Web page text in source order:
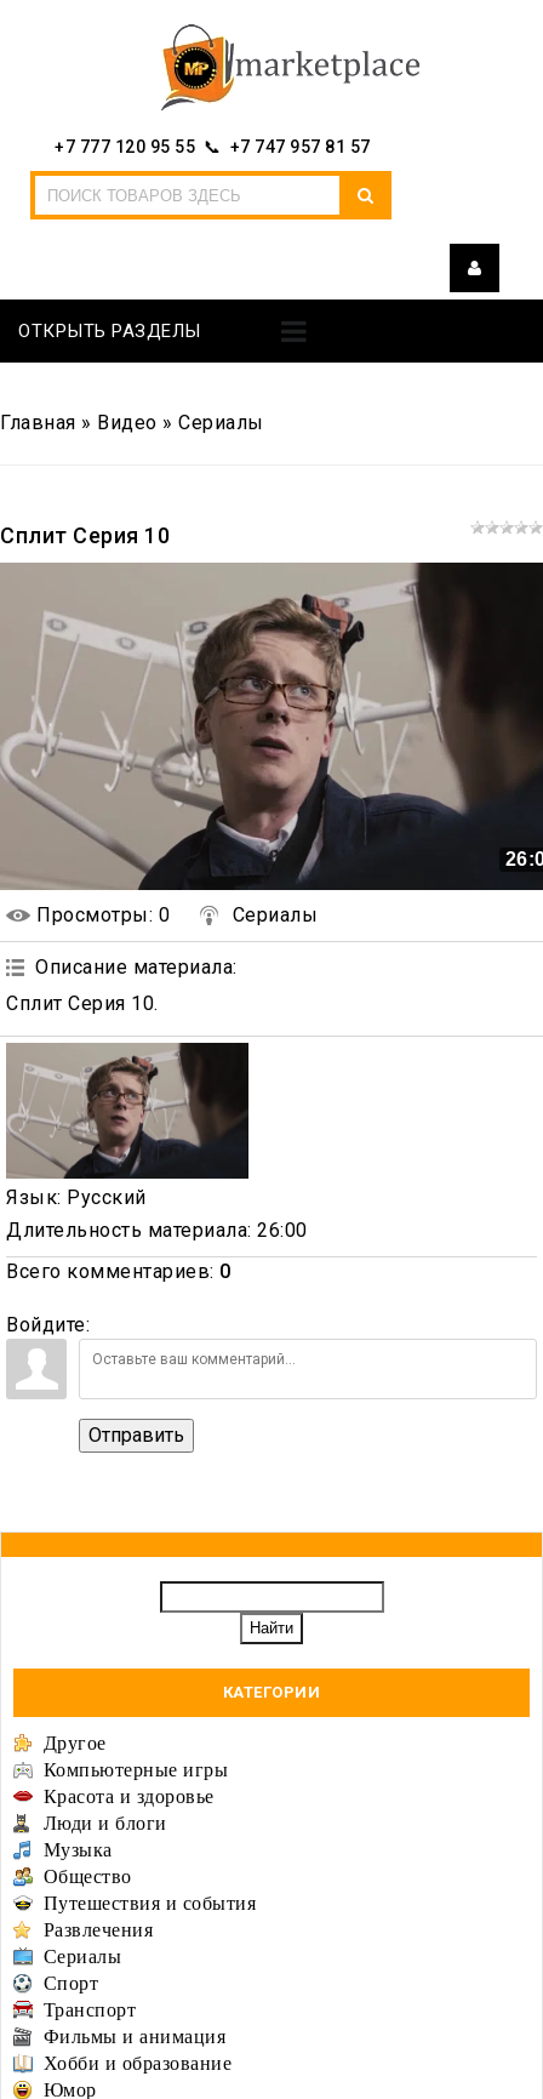
+7 777 120 95 55 📞 +7 747 957 81 57
ОТКРЫТЬ РАЗДЕЛЫ
Главная » Видео » Сериалы
Сплит Серия 10
Просмотры: 0 Сериалы
Описание материала:
Сплит Серия 10.
Язык: Русский
Длительность материала: 26:00
Всего комментариев: 0
Войдите:
Отправить
КАТЕГОРИИ
Другое
Компьютерные игры
Красота и здоровье
Люди и блоги
Музыка
Общество
Путешествия и события
Развлечения
Сериалы
Спорт
Транспорт
Фильмы и анимация
Хобби и образование
Юмор